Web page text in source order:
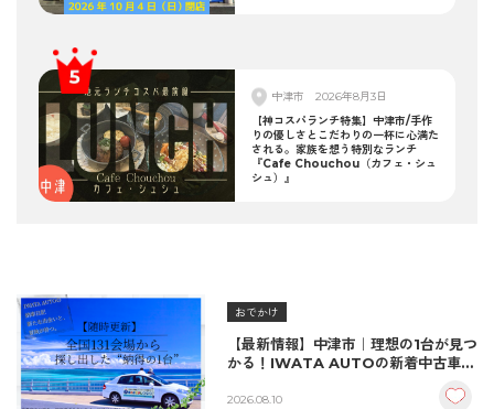
中津市
2026年8月3日
【神コスパランチ特集】中津市/手作
りの優しさとこだわりの一杯に心満た
される。家族を想う特別なランチ
『Cafe Chouchou（カフェ・シュ
シュ）』
おでかけ
【最新情報】中津市｜理想の1台が見つ
かる！IWATA AUTOの新着中古車＆
2026.08.10